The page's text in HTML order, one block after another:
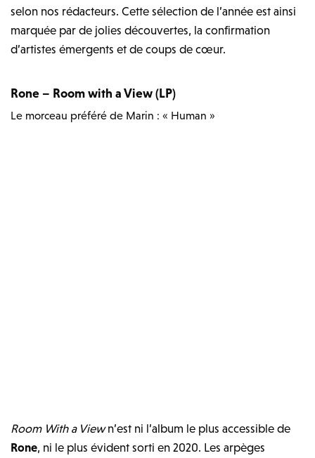
selon nos rédacteurs. Cette sélection de l’année est ainsi
marquée par de jolies découvertes, la confirmation
d’artistes émergents et de coups de cœur.
Rone – Room with a View (LP)
Le morceau préféré de Marin : « Human »
Room With a Viewn’est ni l’album le plus accessible de
Rone, ni le plus évident sorti en 2020. Les arpèges